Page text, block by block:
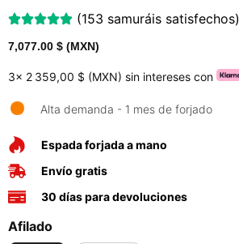
(153 samuráis satisfechos)
7,077.00 $ (MXN)
3x 2 359,00 $ (MXN) sin intereses con
Alta demanda - 1 mes de forjado
Espada forjada a mano
Envío gratis
30 días para devoluciones
Afilado